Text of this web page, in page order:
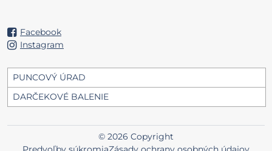
Facebook
Instagram
PUNCOVÝ ÚRAD
DARČEKOVÉ BALENIE
© 2026 Copyright